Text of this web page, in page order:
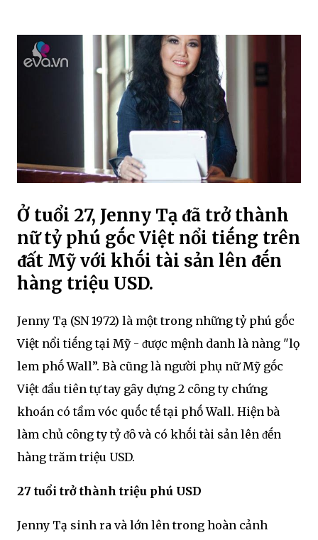
Ở tuổi 27, Jenny Tạ ᵭã trở thành
nữ tỷ phú gṓc Việt nổi tiḗng trên
ᵭất Mỹ với khṓi tài sản lên ᵭḗn
hàng triệu USD.
Jenny Tạ (SN 1972) là một trong những tỷ phú gṓc
Việt nổi tiḗng tại Mỹ - ᵭược mệnh danh là nàng "lọ
lem phṓ Wall”. Bà cũng là người phụ nữ Mỹ gṓc
Việt ᵭầu tiên tự tay gȃy dựng 2 cȏng ty chứng
khoán có tầm vóc quṓc tḗ tại phṓ Wall. Hiện bà
làm chủ cȏng ty tỷ ᵭȏ và có khṓi tài sản lên ᵭḗn
hàng trăm triệu USD.
27 tuổi trở thành triệu phú USD
Jenny Tạ sinh ra và lớn lên trong hoàn cảnh